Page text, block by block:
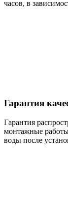
часов, в
Гарантия
Гарантия
монтажные
воды после